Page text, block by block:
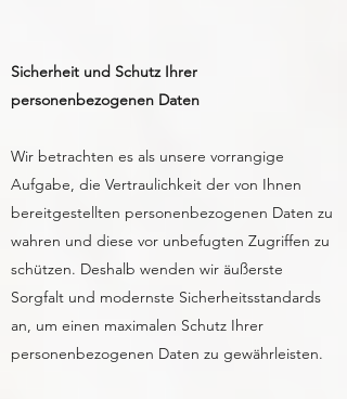
Sicherheit und Schutz Ihrer
personenbezogenen Daten
Wir betrachten es als unsere vorrangige
Aufgabe, die Vertraulichkeit der von Ihnen
bereitgestellten personenbezogenen Daten zu
wahren und diese vor unbefugten Zugriffen zu
schützen. Deshalb wenden wir äußerste
Sorgfalt und modernste Sicherheitsstandards
an, um einen maximalen Schutz Ihrer
personenbezogenen Daten zu gewährleisten.